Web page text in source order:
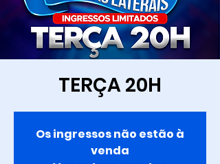
TERÇA 20H
Os ingressos não estão à
venda